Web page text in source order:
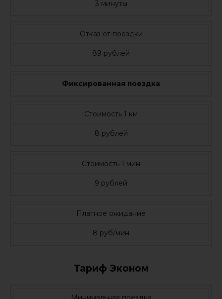
3 минуты
Отказ от поездки
89 рублей
Фиксированная поездка
Стоимость 1 км
8 рублей
Стоимость 1 мин
9 рублей
Платное ожидание
8 руб/мин
Тариф Эконом